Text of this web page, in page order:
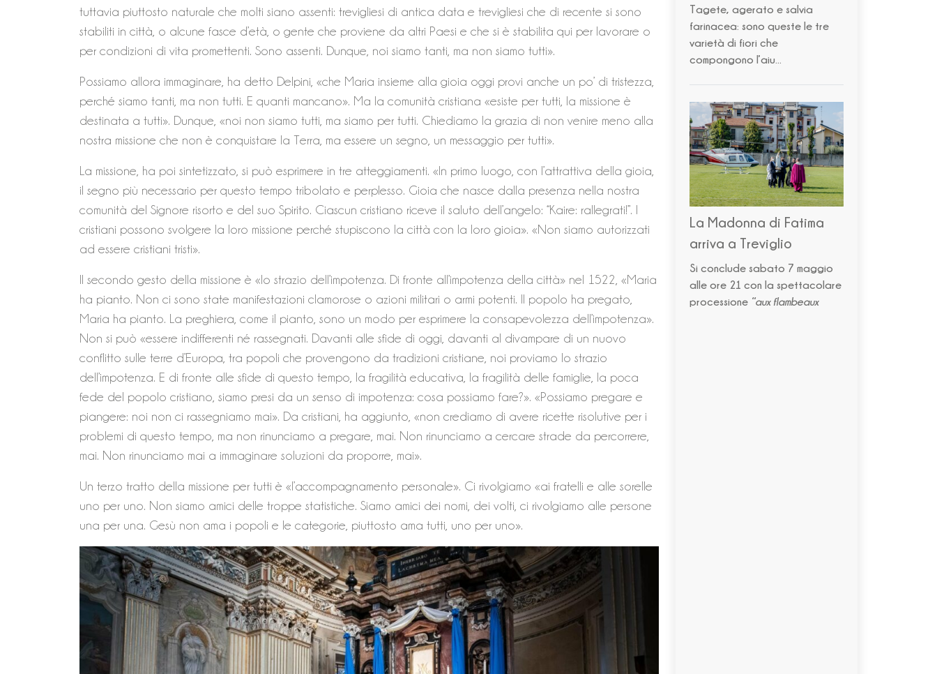
tuttavia piuttosto naturale che molti siano assenti: trevigliesi di antica data e trevigliesi che di recente si sono
stabiliti in città, o alcune fasce d’età, o gente che proviene da altri Paesi e che si è stabilita qui per lavorare o
per condizioni di vita promettenti. Sono assenti. Dunque, noi siamo tanti, ma non siamo tutti».
Possiamo allora immaginare, ha detto Delpini, «che Maria insieme alla gioia oggi provi anche un po’ di tristezza,
perché siamo tanti, ma non tutti. E quanti mancano». Ma la comunità cristiana «esiste per tutti, la missione è
destinata a tutti». Dunque, «noi non siamo tutti, ma siamo per tutti. Chiediamo la grazia di non venire meno alla
nostra missione che non è conquistare la Terra, ma essere un segno, un messaggio per tutti».
La missione, ha poi sintetizzato, si può esprimere in tre atteggiamenti. «In primo luogo, con l’attrattiva della gioia,
il segno più necessario per questo tempo tribolato e perplesso. Gioia che nasce dalla presenza nella nostra
comunità del Signore risorto e del suo Spirito. Ciascun cristiano riceve il saluto dell’angelo: “Kaire: rallegrati!”. I
cristiani possono svolgere la loro missione perché stupiscono la città con la loro gioia». «Non siamo autorizzati
ad essere cristiani tristi».
Il secondo gesto della missione è «lo strazio dell’impotenza. Di fronte all’impotenza della città» nel 1522, «Maria
ha pianto. Non ci sono state manifestazioni clamorose o azioni militari o armi potenti. Il popolo ha pregato,
Maria ha pianto. La preghiera, come il pianto, sono un modo per esprimere la consapevolezza dell’impotenza».
Non si può «essere indifferenti né rassegnati. Davanti alle sfide di oggi, davanti al divampare di un nuovo
conflitto sulle terre d’Europa, tra popoli che provengono da tradizioni cristiane, noi proviamo lo strazio
dell’impotenza. E di fronte alle sfide di questo tempo, la fragilità educativa, la fragilità delle famiglie, la poca
fede del popolo cristiano, siamo presi da un senso di impotenza: cosa possiamo fare?». «Possiamo pregare e
piangere: noi non ci rassegniamo mai». Da cristiani, ha aggiunto, «non crediamo di avere ricette risolutive per i
problemi di questo tempo, ma non rinunciamo a pregare, mai. Non rinunciamo a cercare strade da percorrere,
mai. Non rinunciamo mai a immaginare soluzioni da proporre, mai».
Un terzo tratto della missione per tutti è «l’accompagnamento personale». Ci rivolgiamo «ai fratelli e alle sorelle
uno per uno. Non siamo amici delle troppe statistiche. Siamo amici dei nomi, dei volti, ci rivolgiamo alle persone
una per una. Gesù non ama i popoli e le categorie, piuttosto ama tutti, uno per uno».
Tagete, agerato e salvia
farinacea: sono queste le tre
varietà di fiori che
compongono l’aiu...
La Madonna di Fatima
arriva a Treviglio
Si conclude sabato 7 maggio
alle ore 21 con la spettacolare
processione “aux flambeaux